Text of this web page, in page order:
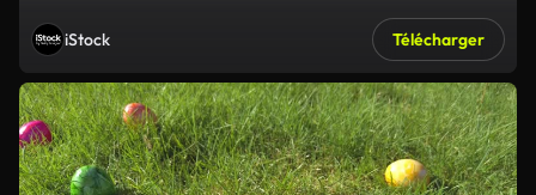
iStock Télécharger